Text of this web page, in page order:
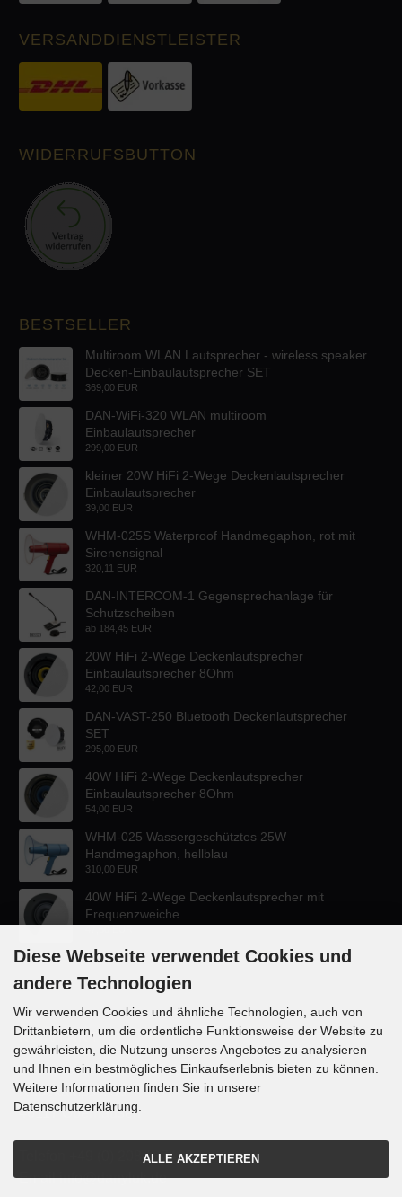
VERSANDDIENSTLEISTER
WIDERRUFSBUTTON
BESTSELLER
Multiroom WLAN Lautsprecher - wireless speaker
Decken-Einbaulautsprecher SET
369,00 EUR
DAN-WiFi-320 WLAN multiroom
Einbaulautsprecher
299,00 EUR
kleiner 20W HiFi 2-Wege Deckenlautsprecher
Einbaulautsprecher
39,00 EUR
WHM-025S Waterproof Handmegaphon, rot mit
Sirenensignal
320,11 EUR
DAN-INTERCOM-1 Gegensprechanlage für
Schutzscheiben
ab 184,45 EUR
20W HiFi 2-Wege Deckenlautsprecher
Einbaulautsprecher 8Ohm
42,00 EUR
DAN-VAST-250 Bluetooth Deckenlautsprecher
SET
295,00 EUR
40W HiFi 2-Wege Deckenlautsprecher
Einbaulautsprecher 8Ohm
54,00 EUR
WHM-025 Wassergeschütztes 25W
Handmegaphon, hellblau
310,00 EUR
40W HiFi 2-Wege Deckenlautsprecher mit
Frequenzweiche
KONTAKT
Lautsprecher-OnlineShop.de
Rübekampstr. 35
46117 Oberhausen
Telefon +49 (0) 208 / 874188
Email info@danyluk.de
Diese Webseite verwendet Cookies und
andere Technologien
Wir verwenden Cookies und ähnliche Technologien, auch von
Drittanbietern, um die ordentliche Funktionsweise der Website zu
gewährleisten, die Nutzung unseres Angebotes zu analysieren
und Ihnen ein bestmögliches Einkaufserlebnis bieten zu können.
Weitere Informationen finden Sie in unserer
Datenschutzerklärung.
ALLE AKZEPTIEREN